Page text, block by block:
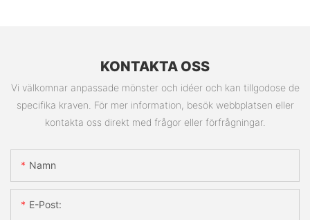
KONTAKTA OSS
Vi välkomnar anpassade mönster och idéer och kan tillgodose de
specifika kraven. För mer information, besök webbplatsen eller
kontakta oss direkt med frågor eller förfrågningar.
Namn
E-Post: